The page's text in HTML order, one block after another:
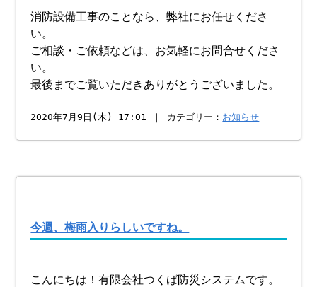
消防設備工事のことなら、弊社にお任せくださ
い。
ご相談・ご依頼などは、お気軽にお問合せくださ
い。
最後までご覧いただきありがとうございました。
2020年7月9日(木) 17:01 ｜ カテゴリー： お知らせ
今週、梅雨入りらしいですね。
こんにちは！有限会社つくば防災システムです。